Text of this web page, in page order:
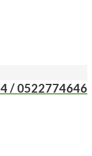
0522774646 / 0522234014